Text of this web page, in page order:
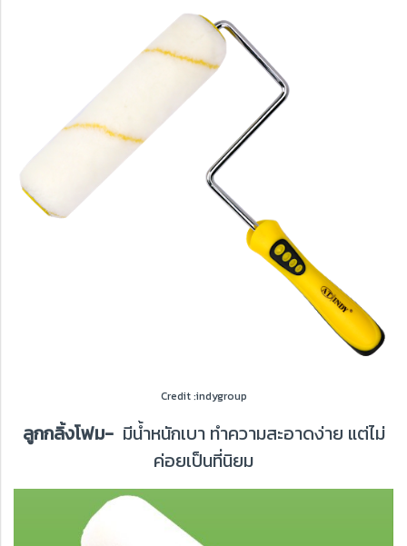
Credit :indygroup
ลูกกลิ้งโฟม-มีน้ำหนักเบา ทำความสะอาดง่าย แต่ไม่
ค่อยเป็นที่นิยม